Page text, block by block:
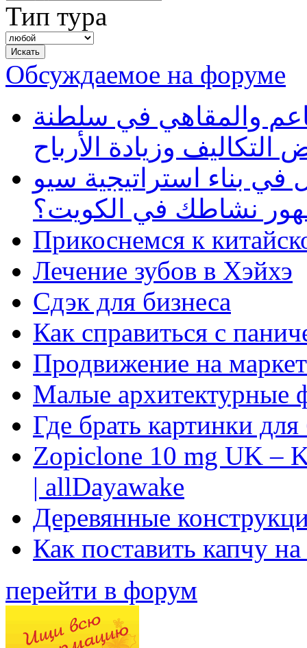
Тип тура
Обсуждаемое на форуме
والمقاهي في سلطنة
وزيادة الأرباح
بناء استراتيجية سيو
نشاطك في الكويت؟
Прикоснемся к
Лечение зубов в Хэйхэ
Сдэк для бизнеса
Как справиться с
Продвижение на
Малые архитектурные
Где брать картинки
Zopiclone 10 mg UK –
| allDayawake
Деревянные
Как поставить капчу
перейти в форум